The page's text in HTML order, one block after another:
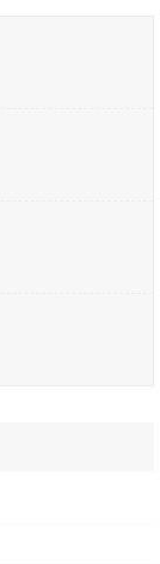
âm trần
quanh có
gồm có kính